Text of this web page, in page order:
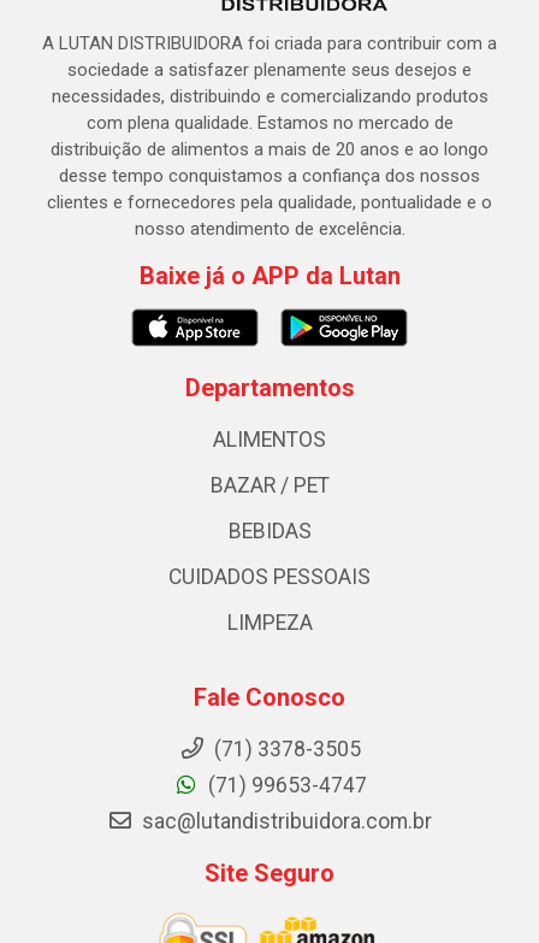
A LUTAN DISTRIBUIDORA foi criada para contribuir com a
sociedade a satisfazer plenamente seus desejos e
necessidades, distribuindo e comercializando produtos
com plena qualidade. Estamos no mercado de
distribuição de alimentos a mais de 20 anos e ao longo
desse tempo conquistamos a confiança dos nossos
clientes e fornecedores pela qualidade, pontualidade e o
nosso atendimento de excelência.
Baixe já o APP da Lutan
Departamentos
ALIMENTOS
BAZAR / PET
BEBIDAS
CUIDADOS PESSOAIS
LIMPEZA
Fale Conosco
(71) 3378-3505
(71) 99653-4747
sac@lutandistribuidora.com.br
Site Seguro